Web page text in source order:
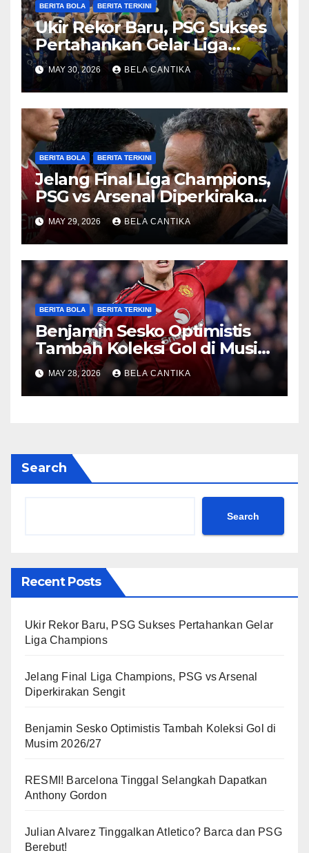
BERITA BOLA BERITA TERKINI
Ukir Rekor Baru, PSG Sukses
Pertahankan Gelar Liga
Champions
MAY 30, 2026 BELA CANTIKA
BERITA BOLA BERITA TERKINI
Jelang Final Liga Champions,
PSG vs Arsenal Diperkirakan
Sengit
MAY 29, 2026 BELA CANTIKA
BERITA BOLA BERITA TERKINI
Benjamin Sesko Optimistis
Tambah Koleksi Gol di Musim
2026/27
MAY 28, 2026 BELA CANTIKA
Search
Search
Recent Posts
Ukir Rekor Baru, PSG Sukses Pertahankan Gelar
Liga Champions
Jelang Final Liga Champions, PSG vs Arsenal
Diperkirakan Sengit
Benjamin Sesko Optimistis Tambah Koleksi Gol di
Musim 2026/27
RESMI! Barcelona Tinggal Selangkah Dapatkan
Anthony Gordon
Julian Alvarez Tinggalkan Atletico? Barca dan PSG
Berebut!